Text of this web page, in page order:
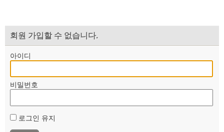
회원 가입할 수 없습니다.
아이디
비밀번호
로그인 유지
자료
부설기관